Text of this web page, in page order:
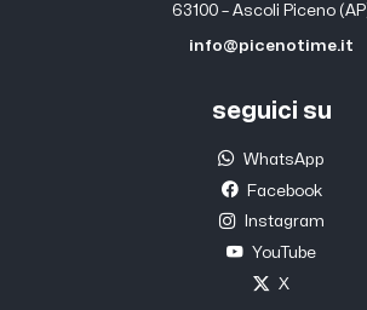
63100 – Ascoli Piceno
info@picenotime.it
seguici su
WhatsApp
Facebook
Instagram
YouTube
X